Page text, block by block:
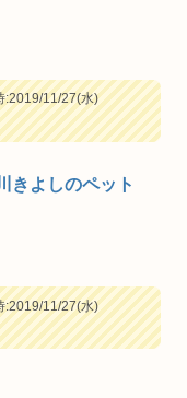
:2019/11/27(水)
きよしのペット
:2019/11/27(水)